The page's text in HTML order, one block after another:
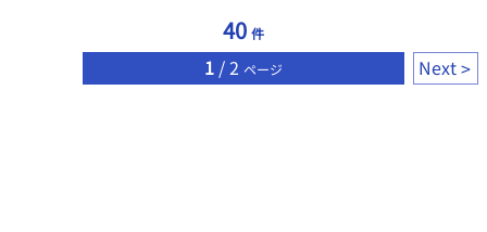
40 件
1 / 2 ページ Next